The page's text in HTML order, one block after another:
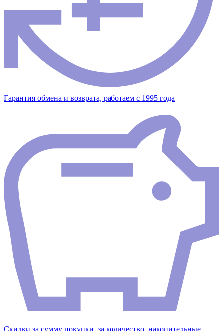
Гарантия обмена и возврата, работаем с 1995 года
Скидки за сумму покупки, за количество, накопительные